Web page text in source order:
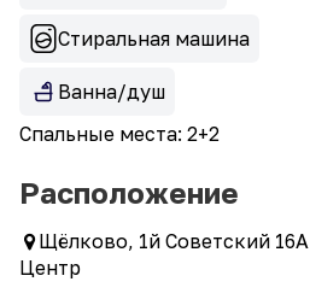
Стиральная машина
Ванна/душ
Спальные места: 2+2
Расположение
Щёлково, 1й Советский 16А
Центр